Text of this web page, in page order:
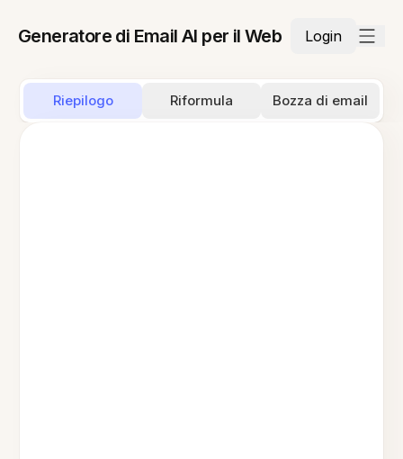
Generatore di Email AI per il Web Login
Riepilogo Riformula Bozza di email